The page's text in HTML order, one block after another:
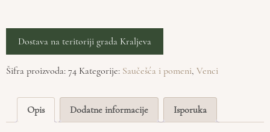
Dostava na teritoriji grada Kraljeva
Šifra proizvoda: 74 Kategorije: Saučešća i pomeni, Venci
Opis Dodatne informacije Isporuka